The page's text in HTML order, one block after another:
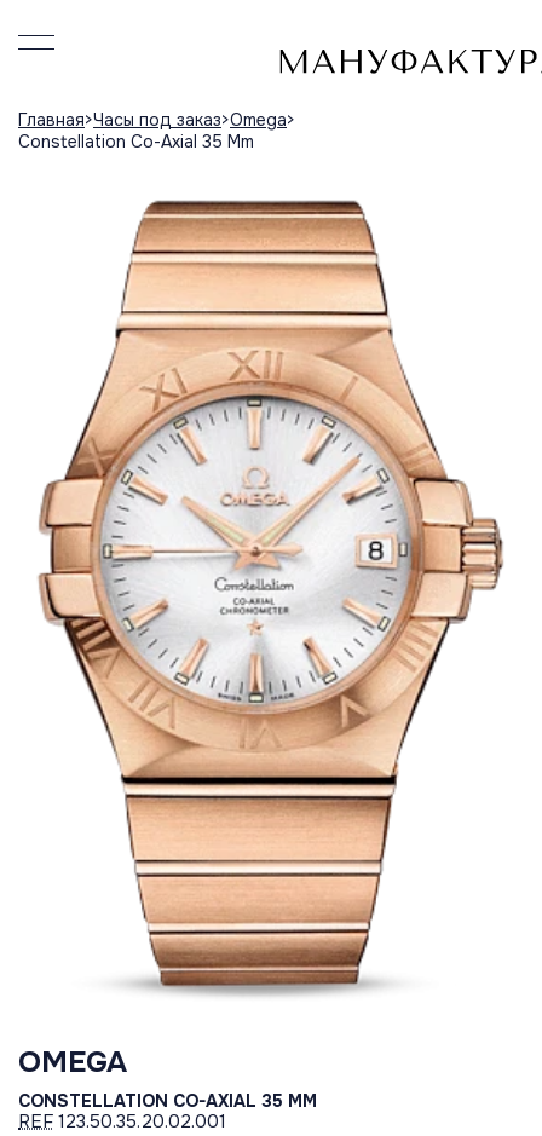
Главная Часы под заказ Omega
Constellation Co-Axial 35 Mm
OMEGA
CONSTELLATION CO-AXIAL 35 MM
REF 123.50.35.20.02.001